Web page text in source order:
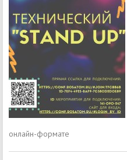
онлайн-формате